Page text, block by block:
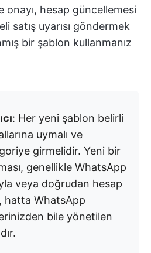
onayı, hesap güncellemesi
satış uyarısı göndermek
bir şablon kullanmanız
: Her yeni şablon belirli
uymalı ve
girmelidir. Yeni bir
genellikle WhatsApp
veya doğrudan hesap
hatta WhatsApp
bile yönetilen